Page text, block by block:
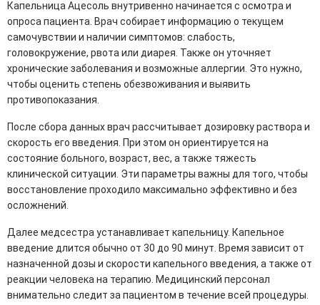
Капельница Ацесоль внутривенно начинается с осмотра и
опроса пациента. Врач собирает информацию о текущем
самочувствии и наличии симптомов: слабость,
головокружение, рвота или диарея. Также он уточняет
хронические заболевания и возможные аллергии. Это нужно,
чтобы оценить степень обезвоживания и выявить
противопоказания.
После сбора данных врач рассчитывает дозировку раствора и
скорость его введения. При этом он ориентируется на
состояние больного, возраст, вес, а также тяжесть
клинической ситуации. Эти параметры важны для того, чтобы
восстановление проходило максимально эффективно и без
осложнений.
Далее медсестра устанавливает капельницу. Капельное
введение длится обычно от 30 до 90 минут. Время зависит от
назначенной дозы и скорости капельного введения, а также от
реакции человека на терапию. Медицинский персонал
внимательно следит за пациентом в течение всей процедуры.